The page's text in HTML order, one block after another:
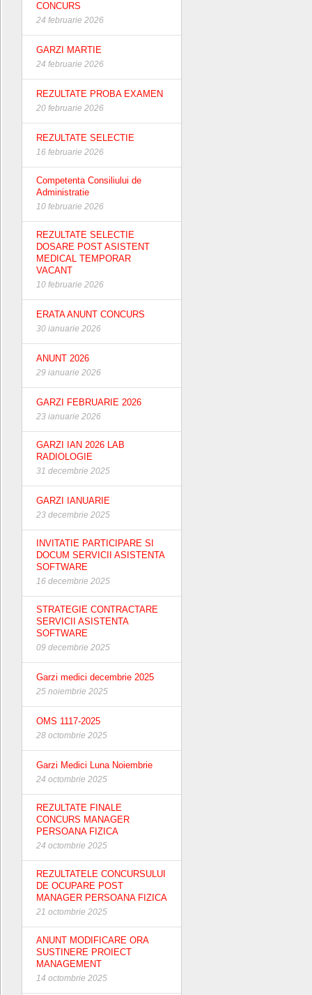
CONCURS
24 februarie 2026
GARZI MARTIE
24 februarie 2026
REZULTATE PROBA EXAMEN
20 februarie 2026
REZULTATE SELECTIE
16 februarie 2026
Competenta Consiliului de
Administratie
10 februarie 2026
REZULTATE SELECTIE
DOSARE POST ASISTENT
MEDICAL TEMPORAR
VACANT
10 februarie 2026
ERATA ANUNT CONCURS
30 ianuarie 2026
ANUNT 2026
29 ianuarie 2026
GARZI FEBRUARIE 2026
23 ianuarie 2026
GARZI IAN 2026 LAB
RADIOLOGIE
31 decembrie 2025
GARZI IANUARIE
23 decembrie 2025
INVITATIE PARTICIPARE SI
DOCUM SERVICII ASISTENTA
SOFTWARE
16 decembrie 2025
STRATEGIE CONTRACTARE
SERVICII ASISTENTA
SOFTWARE
09 decembrie 2025
Garzi medici decembrie 2025
25 noiembrie 2025
OMS 1117-2025
28 octombrie 2025
Garzi Medici Luna Noiembrie
24 octombrie 2025
REZULTATE FINALE
CONCURS MANAGER
PERSOANA FIZICA
24 octombrie 2025
REZULTATELE CONCURSULUI
DE OCUPARE POST
MANAGER PERSOANA FIZICA
21 octombrie 2025
ANUNT MODIFICARE ORA
SUSTINERE PROIECT
MANAGEMENT
14 octombrie 2025